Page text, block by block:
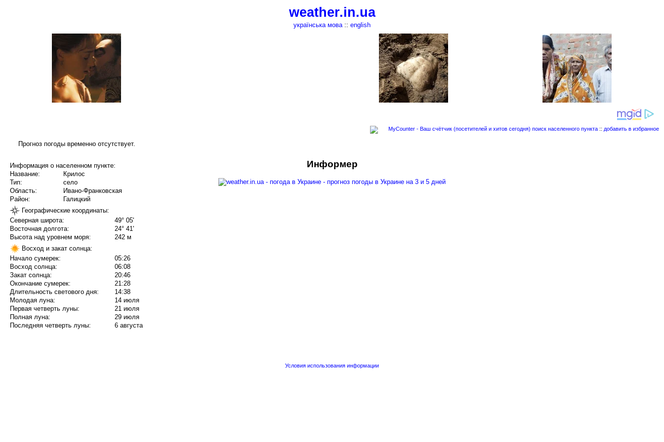
weather.in.ua
українська мова:: english
поиск населенного пункта :: добавить в избранное
Прогноз погоды временно отсутствует.
Информация о населенном пункте:
Название:
Крилос
Тип:
село
Область:
Ивано-Франковская
Район:
Галицкий
Географические координаты:
Северная широта:
49° 05'
Восточная долгота:
24° 41'
Высота над уровнем моря:
242 м
Восход и закат солнца:
Начало сумерек:
05:26
Восход солнца:
06:08
Закат солнца:
20:46
Окончание сумерек:
21:28
Длительность светового дня:
14:38
Молодая луна:
14 июля
Первая четверть луны:
21 июля
Полная луна:
29 июля
Последняя четверть луны:
6 августа
Информер
Условия использования информации